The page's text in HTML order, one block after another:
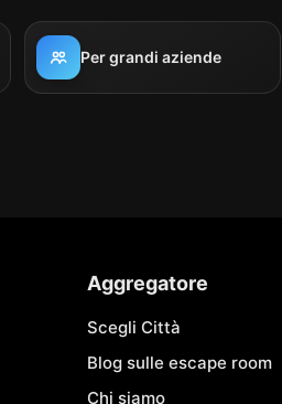
Per grandi aziende
Aggregatore
Scegli Città
Blog sulle escape room
Chi siamo